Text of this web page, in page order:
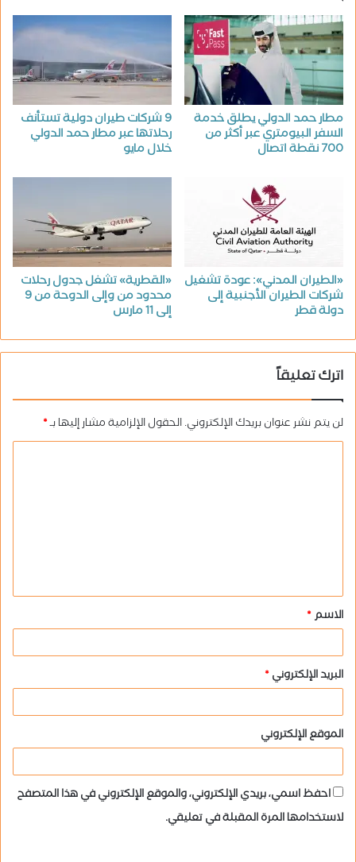
مطار حمد الدولي يطلق خدمة
السفر البيومتري عبر أكثر من
700 نقطة اتصال
9 شركات طيران دولية تستأنف
رحلاتها عبر مطار حمد الدولي
خلال مايو
«الطيران المدني»: عودة تشغيل
شركات الطيران الأجنبية إلى
دولة قطر
«القطرية» تشغل جدول رحلات
محدود من وإلى الدوحة من 9
إلى 11 مارس
اترك تعليقاً
لن يتم نشر عنوان بريدك الإلكتروني.الحقول الإلزامية مشار إليها بـ*
ق
*
الاسم*
البريد الإلكتروني*
الموقع الإلكتروني
احفظ اسمي، بريدي الإلكتروني، والموقع الإلكتروني في هذا المتصفح
لاستخدامها المرة المقبلة في تعليقي.